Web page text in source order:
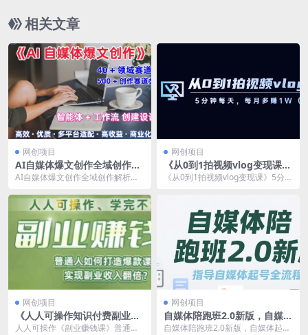
相关文章
网创项目
AI自媒体爆文创作全域创作解
析职场领域篇，适配于公众
AI自媒体爆文创作全域创作解析职
头条 课程内容目录...
网创项目
《从0到1拍视频vlog变现课》
5分钟每天，每月多赚1W【已
《从0到1拍视频vlog变现课》5分钟
网创项目
《人人可操作知识付费副业赚
钱课》
人人可操作《副业赚钱课》普通人
网创项目
自媒体陪跑班2.0新版，自媒体
起号运营全流程
自媒体陪跑班2.0新版，自媒体起号